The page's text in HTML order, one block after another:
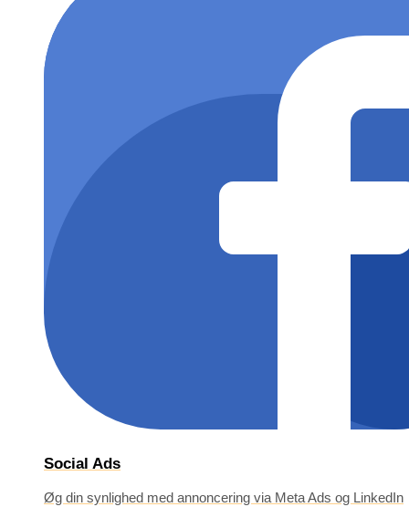
Social Ads
Øg din synlighed med annoncering via Meta Ads og LinkedIn